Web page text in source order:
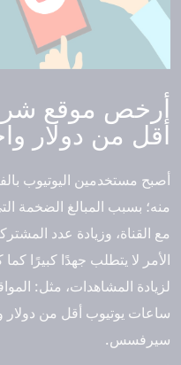
أرخص موقع
أقل من دولار
أصبح مستخدمين اليوتيوب
منه؛ بسبب المبالغ الضخمة
مع القناة، وزيادة عدد
الأمر لا يتطلب جهدًا كبيرًا
لزيادة المشاهدات، مثل:
ساعات يوتيوب أقل من
سيرفسس.